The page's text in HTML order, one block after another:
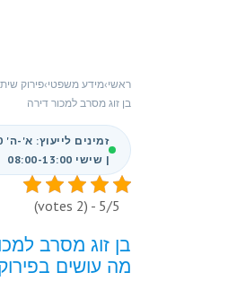
ראשי›מידע משפטי›פירוק
בן זוג מסרב למכור דירה
| שישי 08:00-13:00
5/5 - (2 votes)
בן זוג מסרב
מה עושים